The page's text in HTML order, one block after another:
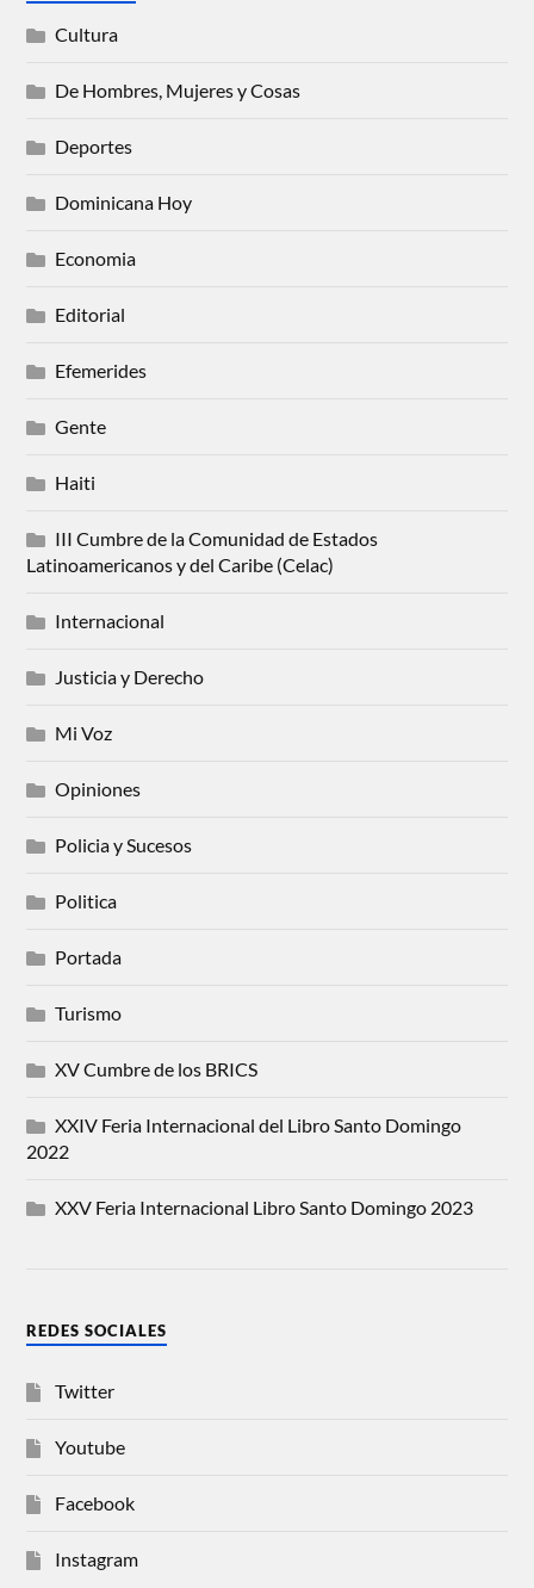
Cultura
De Hombres, Mujeres y Cosas
Deportes
Dominicana Hoy
Economia
Editorial
Efemerides
Gente
Haiti
III Cumbre de la Comunidad de Estados
Latinoamericanos y del Caribe (Celac)
Internacional
Justicia y Derecho
Mi Voz
Opiniones
Policia y Sucesos
Politica
Portada
Turismo
XV Cumbre de los BRICS
XXIV Feria Internacional del Libro Santo Domingo
2022
XXV Feria Internacional Libro Santo Domingo 2023
REDES SOCIALES
Twitter
Youtube
Facebook
Instagram